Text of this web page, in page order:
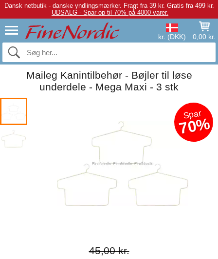
Dansk netbutik - danske yndlingsmærker. Fragt fra 39 kr. Gratis fra 499 kr.
UDSALG - Spar op til 70% på 4000 varer.
kr. (DKK) 0,00 kr.
Maileg Kanintilbehør - Bøjler til løse
underdele - Mega Maxi - 3 stk
Spar
70%
45,00 kr.